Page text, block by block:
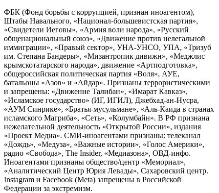
ФБК (Фонд борьбы с коррупцией, признан иноагентом),
Штабы Навального, «Национал-большевистская партия»,
«Свидетели Иеговы», «Армия воли народа», «Русский
общенациональный союз», «Движение против нелегальной
иммиграции», «Правый сектор», УНА-УНСО, УПА, «Тризуб
им. Степана Бандеры», «Мизантропик дивижн», «Меджлис
крымскотатарского народа», движение «Артподготовка»,
общероссийская политическая партия «Воля», АУЕ,
батальоны «Азов» и «Айдар». Признаны террористическими
и запрещены: «Движение Талибан», «Имарат Кавказ»,
«Исламское государство» (ИГ, ИГИЛ), Джебхад-ан-Нусра,
«АУМ Синрике», «Братья-мусульмане», «Аль-Каида в странах
исламского Магриба», «Сеть», «Колумбайн». В РФ признана
нежелательной деятельность «Открытой России», издания
«Проект Медиа». СМИ-иноагентами признаны: телеканал
«Дождь», «Медуза», «Важные истории», «Голос Америки»,
радио «Свобода», The Insider, «Медиазона», ОВД-инфо.
Иноагентами признаны общество/центр «Мемориал»,
«Аналитический Центр Юрия Левады», Сахаровский центр.
Instagram и Facebook (Metа) запрещены в Российской
Федерации за экстремизм.